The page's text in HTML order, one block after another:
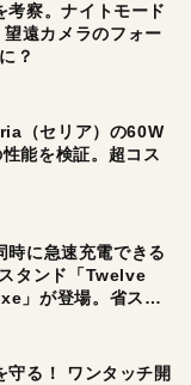
察。ナイトモード
遠カメラのフォー
？
（セリア）の60W
能を検証。超コス
に急速充電できる
タンド「Twelve
」が登場。省スペ
たい人にオスス
る！ ワンタッチ開